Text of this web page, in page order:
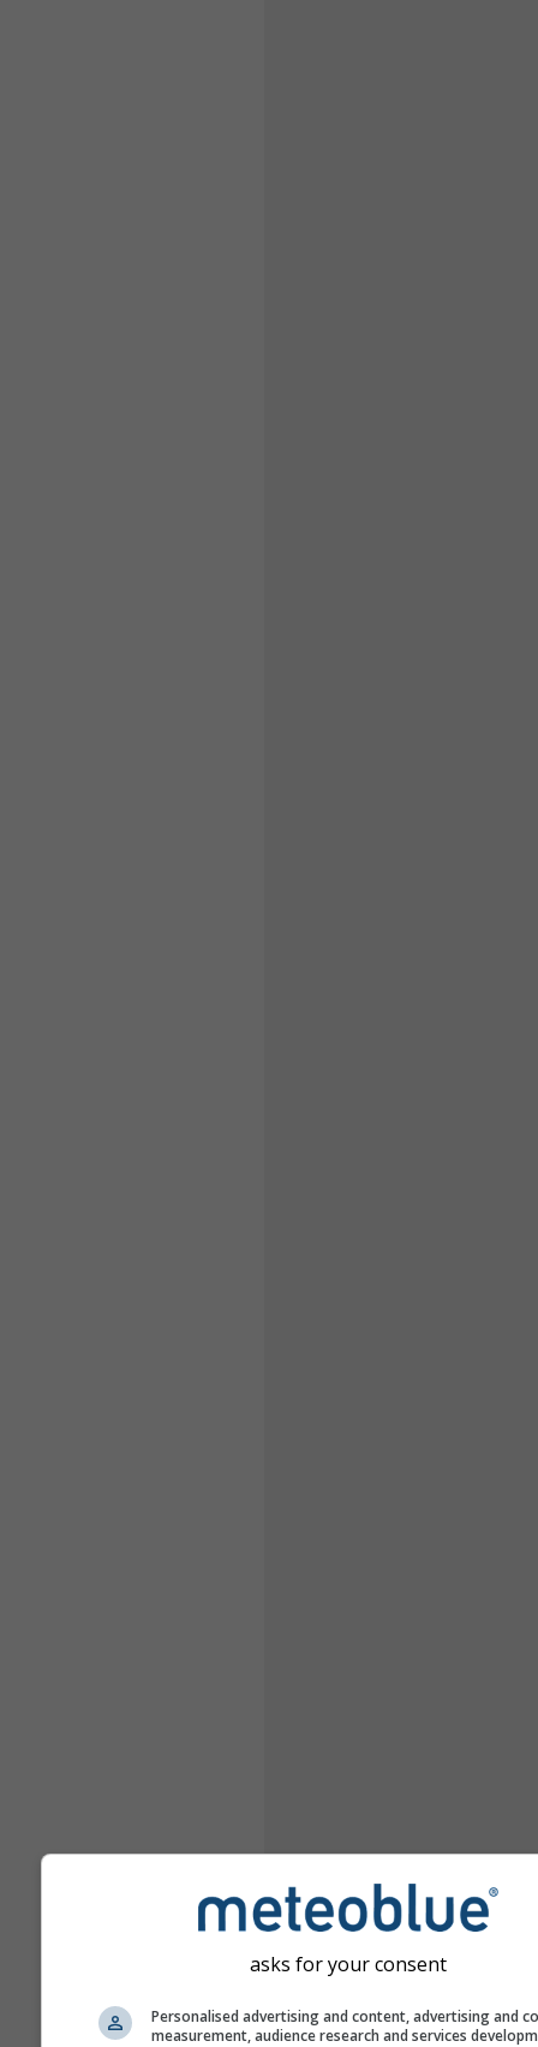
asks for your consent
Personalised advertising and content, advertising and
measurement, audience research and services